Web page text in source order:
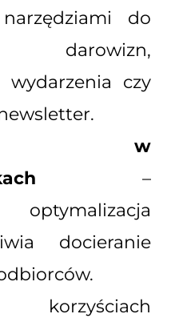
do
darowizn,
wydarzenia czy
w
–
optymalizacja
docieranie